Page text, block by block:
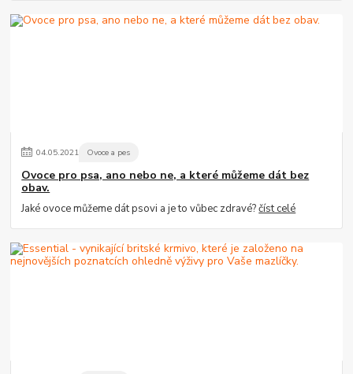
04.05.2021 Ovoce a pes
Ovoce pro psa, ano nebo ne, a které můžeme dát bez
obav.
Jaké ovoce můžeme dát psovi a je to vůbec zdravé?číst celé